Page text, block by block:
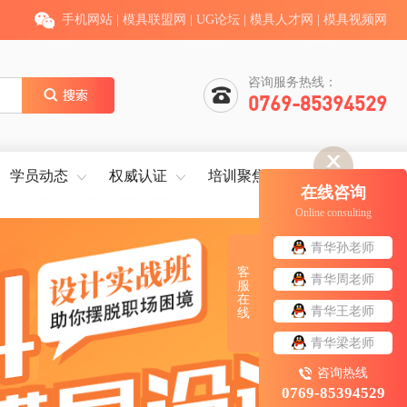
手机网站 模具联盟网 UG论坛 模具人才网 模具视频网
咨询服务热线：
0769-85394529
学员动态 权威认证 培训聚焦
在线咨询
Online consulting
青华孙老师
青华周老师
青华王老师
青华梁老师
咨询热线
0769-85394529
客
服
在
线